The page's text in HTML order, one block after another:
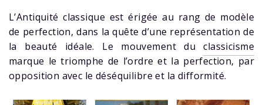
L’Antiquité classique est érigée au rang de modèle
de perfection, dans la quête d’une représentation de
la beauté idéale. Le mouvement duclassicisme
marque le triomphe de l’ordre et la perfection, par
opposition avec le déséquilibre et la difformité.